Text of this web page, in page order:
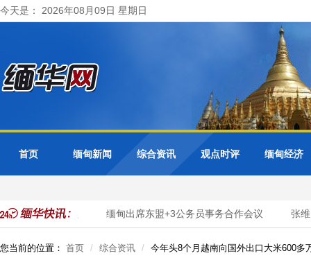
今天是： 2026年08月09日 星期日
首页 缅甸新闻 综合资讯 观点时评 缅甸经济
务数字化转型 缅甸出席东盟+3公务员事务合作会议 张维
您当前的位置： 首页 综合资讯 今年头8个月越南向国外出口大米600多